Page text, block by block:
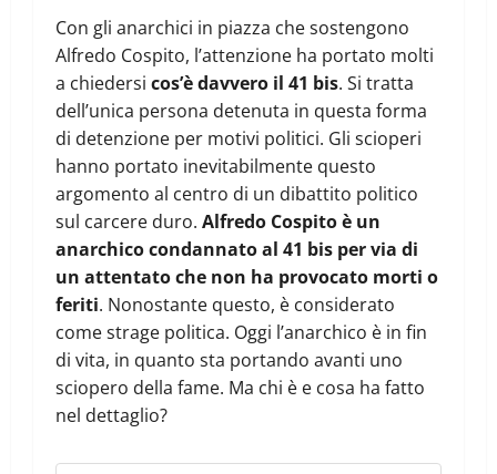
Con gli anarchici in piazza che sostengono
Alfredo Cospito, l’attenzione ha portato molti
a chiedersi cos’è davvero il 41 bis. Si tratta
dell’unica persona detenuta in questa forma
di detenzione per motivi politici. Gli scioperi
hanno portato inevitabilmente questo
argomento al centro di un dibattito politico
sul carcere duro. Alfredo Cospito è un
anarchico condannato al 41 bis per via di
un attentato che non ha provocato morti o
feriti. Nonostante questo, è considerato
come strage politica. Oggi l’anarchico è in fin
di vita, in quanto sta portando avanti uno
sciopero della fame. Ma chi è e cosa ha fatto
nel dettaglio?